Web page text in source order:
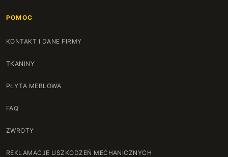
POMOC
KONTAKT I DANE FIRMY
TKANINY
PŁYTA MEBLOWA
FAQ
ZWROTY
REKLAMACJE USZKODZEŃ MECHANICZNYCH